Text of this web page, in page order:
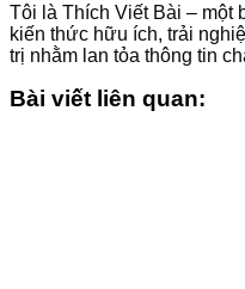
Tôi là Thích Viết Bài – một
kiến thức hữu ích, trải
trị nhằm lan tỏa thông tin
Bài viết liên quan: